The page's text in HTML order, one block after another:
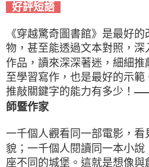
好評短語
《穿越驚奇圖書館》是最好
物，甚至能透過文本對照，深
作品，讀來深深著迷，細細推
至學習寫作，也是最好的示
推敲關鍵字的能力有多少！
師暨作家
一千個人觀看同一部電影，
貌；一千個人閱讀同一本小說
座不同的城堡。這就是想像